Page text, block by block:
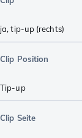
ja, tip-up (rechts)
Clip Position
Tip-up
Clip Seite